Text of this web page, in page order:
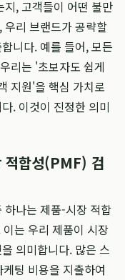
, 고객들이 어떤 불만
우리 브랜드가 공략할
니다. 예를 들어, 모든
리는 '초보자도 쉽게
지원'을 핵심 가치로
. 이것이 진정한 의미
적합성(PMF) 검
하나는 제품-시장 적합
는 우리 제품이 시장
의미합니다. 많은 스
팅 비용을 지출하여